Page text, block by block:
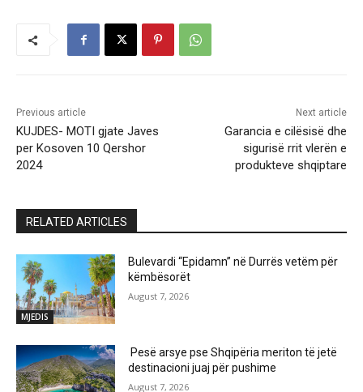
Previous article
KUJDES- MOTI gjate Javes
per Kosoven 10 Qershor
2024
Next article
Garancia e cilësisë dhe
sigurisë rrit vlerën e
produkteve shqiptare
RELATED ARTICLES
MJEDIS
Bulevardi “Epidamn” në Durrës vetëm për
këmbësorët
August 7, 2026
Pesë arsye pse Shqipëria meriton të jetë
destinacioni juaj për pushime
August 7, 2026